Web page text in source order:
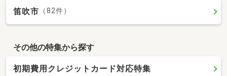
笛吹市 （82件）
その他の特集から探す
初期費用クレジットカード対応特集